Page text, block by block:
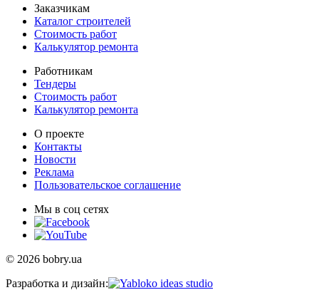
Заказчикам
Каталог строителей
Стоимость работ
Калькулятор ремонта
Работникам
Тендеры
Стоимость работ
Калькулятор ремонта
О проекте
Контакты
Новости
Реклама
Пользовательское соглашение
Мы в соц сетях
© 2026 bobry.ua
Разработка и дизайн: